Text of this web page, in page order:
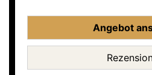
Angebot